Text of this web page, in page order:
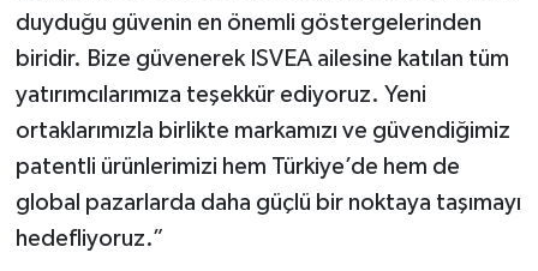
duyduğu güvenin en önemli göstergelerinden
biridir. Bize güvenerek ISVEA ailesine katılan tüm
yatırımcılarımıza teşekkür ediyoruz. Yeni
ortaklarımızla birlikte markamızı ve güvendiğimiz
patentli ürünlerimizi hem Türkiye’de hem de
global pazarlarda daha güçlü bir noktaya taşımayı
hedefliyoruz.”